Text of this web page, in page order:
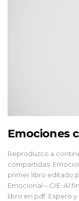
Emociones
Reproduzco a
compartidas.
primer libro editado
Emocional – CIE. Al
libro en pdf. Espero